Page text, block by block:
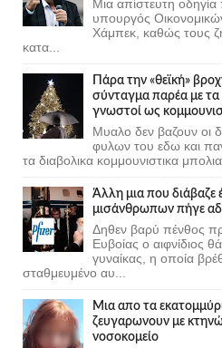
Μια απίστευτη
υπουργός
Χάμπεκ, καθώς τους
κατα...
Πάρα την «θεϊκή»
σύνταγμα παρέα με
γνωστοί ως
Μυαλο δεν βαζουν οι
φυλων του εδω και
τα διαβολικα κομμουνιστικα
Άλλη μια που διάβαζε
μισάνθρωπων πήγε
Δηθεν βαρύ πένθος
Ευβοίας ο αιφνίδιος
γυναίκας, η οποία
σταθμευμένο αυ...
Μια απο τα
ζευγαρωνουν με
νοσοκομείο